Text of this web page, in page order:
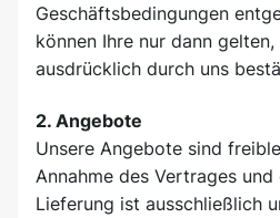
Geschäftsbedingungen
können Ihre nur dann
ausdrücklich durch uns
2. Angebote
Unsere Angebote sind
Annahme des Vertrages
Lieferung ist ausschließlich